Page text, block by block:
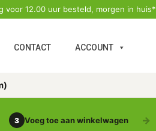
voor 12.00 uur besteld, morgen in huis*
CONTACT ACCOUNT
3 Voeg toe aan winkelwagen